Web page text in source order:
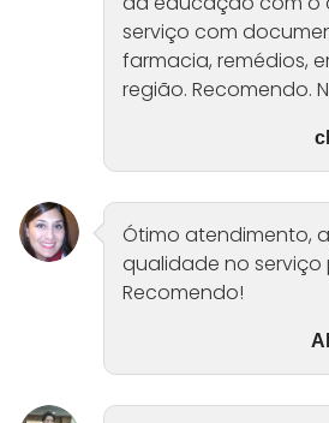
serviço com
farmacia, remédios,
região. Recomendo.
Ótimo atendimento,
qualidade no serviço
Recomendo!